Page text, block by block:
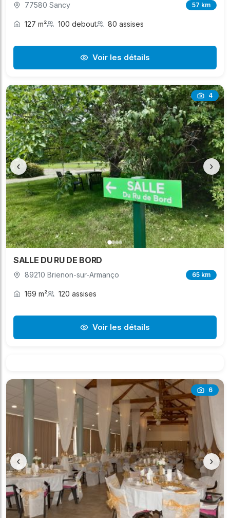
77580 Sancy 57 km
127 m² 100 debout 80 assises
Voir les détails
4
‹ ›
SALLE DU RU DE BORD
89210 Brienon-sur-Armanço 65 km
169 m² 120 assises
Voir les détails
6
‹ ›